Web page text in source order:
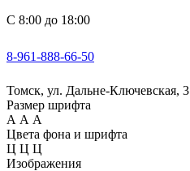
С 8:00 до 18:00
8-961-888-66-50
Томск, ул. Дальне-Ключевская, 3
Размер шрифта
А А А
Цвета фона и шрифта
Ц Ц Ц
Изображения